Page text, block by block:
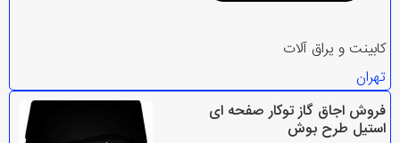
کابینت و یراق آلات
تهران
فروش اجاق گاز توکار صفحه ای
استیل طرح بوش